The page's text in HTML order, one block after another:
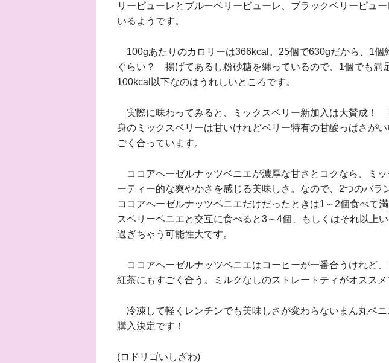
リーピューレとブルーベリーピューレ、ブラックベリーピュ
いるようです。
100gあたりのカロリーは366kcal。25個で630gだから、1個
ぐらい？ 揚げてあるし粉砂糖を纏っているので、1個でも満
100kcal以下なのはうれしいところです。
実際に味わってみると、ミックスベリー新加入は大賛成！
身のミックスベリーは甘いけれどベリー特有の甘酸っぱさが
ごく合っています。
ココアヘーゼルナッツベニエが濃厚な甘さとコクなら、ミ
ーティー的な爽やかさを感じる美味しさ。なので、2つのバラ
ココアヘーゼルナッツベニエだけだったときは1～2個食べて
スベリーベニエと交互に食べると3～4個、もしくはそれ以上
過ぎちゃう可能性大です。
ココアヘーゼルナッツベニエはコーヒーが一番合うけれど
紅茶にもすごく合う。ミルクなしのストレートティがオススメ
冷凍して軽くレンチンでも美味しさが変わらないまん丸ベ
購入決定です！
(ロドリゴいしざわ)